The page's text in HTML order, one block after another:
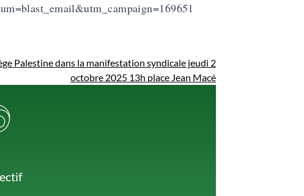
Palestine dans la manifestation syndicale jeudi 2
octobre 2025 13h place Jean Macé